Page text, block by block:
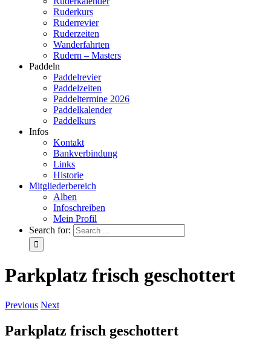
Ruderkurs
Ruderrevier
Ruderzeiten
Wanderfahrten
Rudern – Masters
Paddeln
Paddelrevier
Paddelzeiten
Paddeltermine 2026
Paddelkalender
Paddelkurs
Infos
Kontakt
Bankverbindung
Links
Historie
Mitgliederbereich
Alben
Infoschreiben
Mein Profil
Search for:
Parkplatz frisch geschottert
Previous Next
Parkplatz frisch geschottert